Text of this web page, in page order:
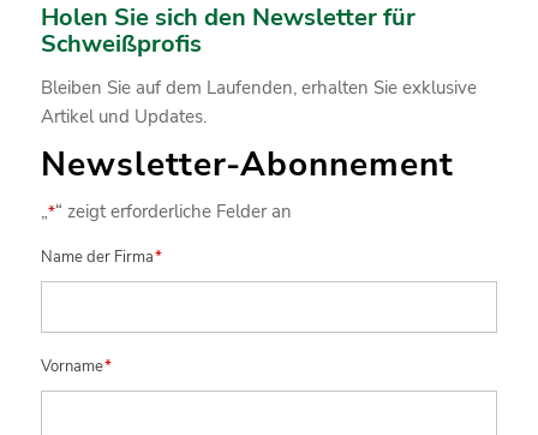
Holen Sie sich den Newsletter für
Schweißprofis
Bleiben Sie auf dem Laufenden, erhalten Sie exklusive
Artikel und Updates.
Newsletter-Abonnement
„*“ zeigt erforderliche Felder an
Name der Firma*
Vorname*